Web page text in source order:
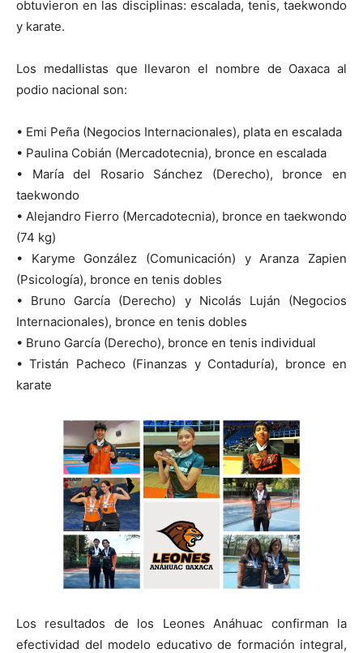
obtuvieron en las disciplinas: escalada, tenis, taekwondo
y karate.
Los medallistas que llevaron el nombre de Oaxaca al
podio nacional son:
• Emi Peña (Negocios Internacionales), plata en escalada
• Paulina Cobián (Mercadotecnia), bronce en escalada
• María del Rosario Sánchez (Derecho), bronce en
taekwondo
• Alejandro Fierro (Mercadotecnia), bronce en taekwondo
(74 kg)
• Karyme González (Comunicación) y Aranza Zapien
(Psicología), bronce en tenis dobles
• Bruno García (Derecho) y Nicolás Luján (Negocios
Internacionales), bronce en tenis dobles
• Bruno García (Derecho), bronce en tenis individual
• Tristán Pacheco (Finanzas y Contaduría), bronce en
karate
Los resultados de los Leones Anáhuac confirman la
efectividad del modelo educativo de formación integral,